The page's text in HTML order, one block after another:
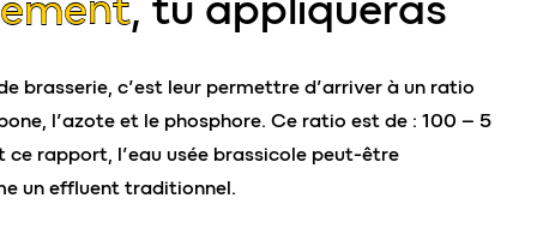
brasserie, c’est leur permettre d’arriver à un ratio
l’azote et le phosphore. Ce ratio est de : 100 – 5
ce rapport, l’eau usée brassicole peut-être
un effluent traditionnel.